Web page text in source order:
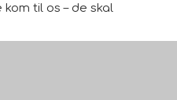
til os – de skal